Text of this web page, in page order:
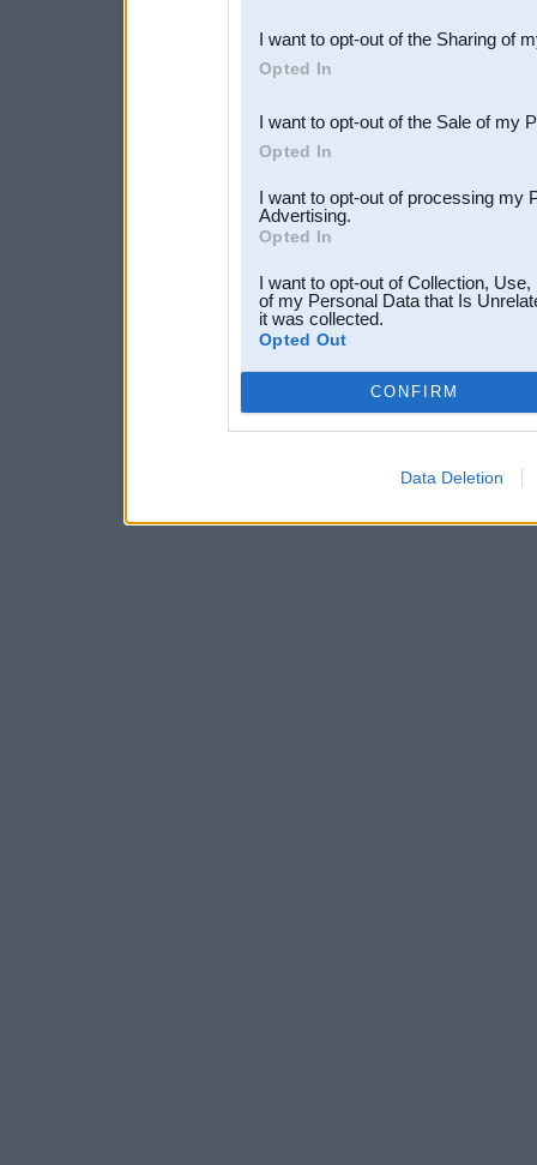
Downstream Participants
third parties.
I want to opt-out of the Sharing of
Opted In
I want to opt-out of the Sale of my
Opted In
I want to opt-out of processing my
Advertising.
Opted In
I want to opt-out of Collection,
of my Personal Data that Is
it was collected.
Opted Out
CONFIRM
Data Deletion